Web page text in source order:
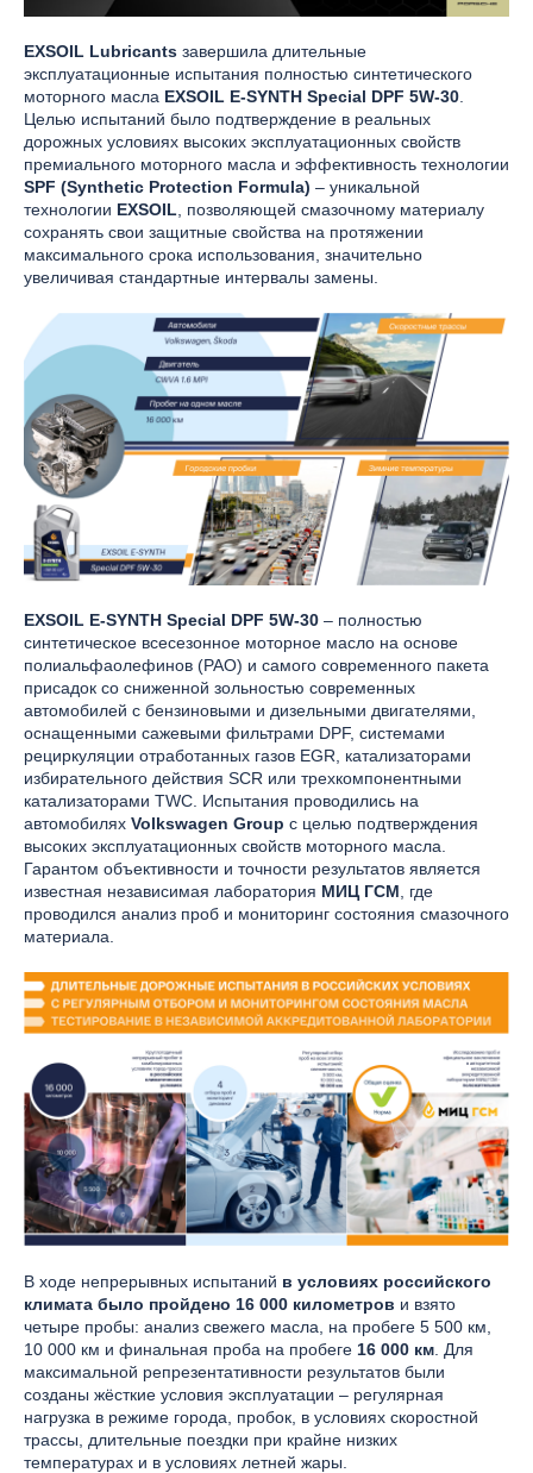
EXSOIL Lubricants завершила длительные
эксплуатационные испытания полностью синтетического
моторного масла EXSOIL E-SYNTH Special DPF 5W-30
Целью испытаний было подтверждение в реальных
дорожных условиях высоких эксплуатационных свойств
премиального моторного масла и эффективность технологии
SPF (Synthetic Protection Formula) – уникальной
технологии EXSOIL , позволяющей смазочному материалу
сохранять свои защитные свойства на протяжении
максимального срока использования, значительно
увеличивая стандартные интервалы замены.
EXSOIL E-SYNTH Special DPF 5W-30 – полностью
синтетическое всесезонное моторное масло на основе
полиальфаолефинов (PAO) и самого современного пакета
присадок со сниженной зольностью современных
автомобилей с бензиновыми и дизельными двигателями,
оснащенными сажевыми фильтрами DPF, системами
рециркуляции отработанных газов EGR, катализаторами
избирательного действия SCR или трехкомпонентными
катализаторами TWC. Испытания проводились на
автомобилях Volkswagen Group с целью подтверждения
высоких эксплуатационных свойств моторного масла.
Гарантом объективности и точности результатов является
известная независимая лаборатория МИЦ ГСМ, где
проводился анализ проб и мониторинг состояния смазочного
материала.
В ходе непрерывных испытаний в условиях российского
климата было пройдено 16 000 километров и взято
четыре пробы: анализ свежего масла, на пробеге 5 500 км,
10 000 км и финальная проба на пробеге 16 000 км . Для
максимальной репрезентативности результатов были
созданы жёсткие условия эксплуатации – регулярная
нагрузка в режиме города, пробок, в условиях скоростной
трассы, длительные поездки при крайне низких
температурах и в условиях летней жары.